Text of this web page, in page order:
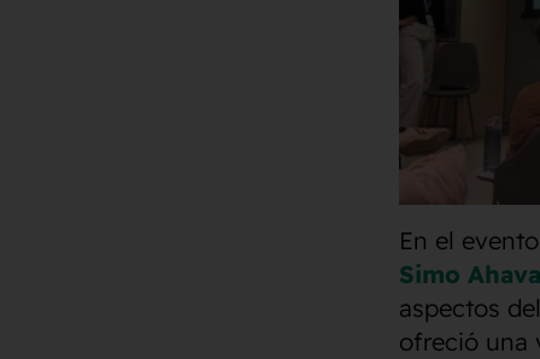
En el
Simo Ahava
aspectos
ofreció una